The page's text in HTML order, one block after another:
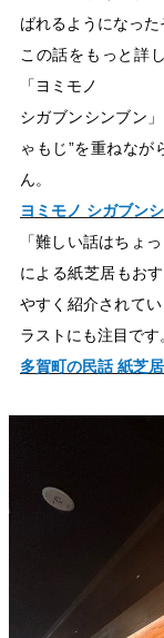
ばれるようになった
この話をもっと詳
「ヨミモノ
シガブンシンブン
ゃもじ”を重ねな
ん。
ヨミモノ シガブン
「難しい話はちょ
による紙芝居もお
やすく紹介されて
ラストにも注目です
多賀町の民話 紙芝